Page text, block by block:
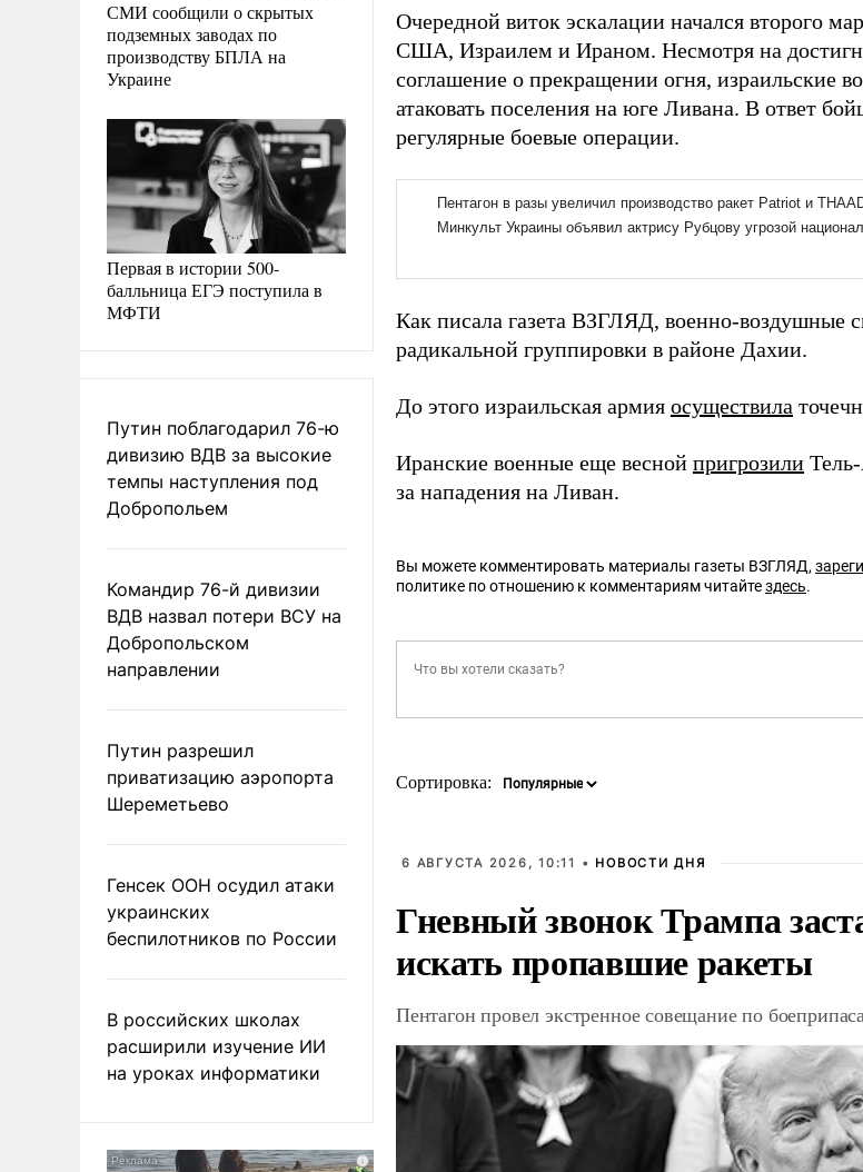
СМИ сообщили о скрытых
подземных заводах по
производству БПЛА на
Украине
Первая в истории 500-
балльница ЕГЭ поступила в
МФТИ
Путин поблагодарил 76-ю
дивизию ВДВ за высокие
темпы наступления под
Добропольем
Командир 76-й дивизии
ВДВ назвал потери ВСУ на
Добропольском
направлении
Путин разрешил
приватизацию аэропорта
Шереметьево
Генсек ООН осудил атаки
украинских
беспилотников по России
В российских школах
расширили изучение ИИ
на уроках информатики
Очередной виток эскалации начался второго
США, Израилем и Ираном. Несмотря на
соглашение о прекращении огня, израильские
атаковать поселения на юге Ливана. В ответ
регулярные боевые операции.
Как писала газета ВЗГЛЯД, военно-воздушные
радикальной группировки в районе Дахии.
До этого израильская армия осуществила
Иранские военные еще весной пригрозили
за нападения на Ливан.
Вы можете комментировать материалы газеты ВЗГЛЯД,
политике по отношению к комментариям читайтездесь.
Сортировка:
6 АВГУСТА 2026, 10:11 • НОВОСТИ ДНЯ
Гневный звонок Трампа
искать пропавшие ракеты
Пентагон провел экстренное совещание по